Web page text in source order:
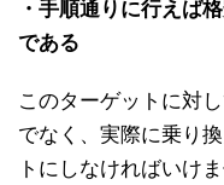
・手順通りに行えば
である
このターゲットに対
でなく、実際に乗り
トにしなければいけま